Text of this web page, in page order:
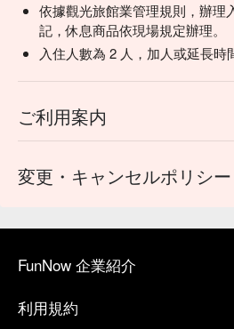
依據觀光旅館業管理規則，辦理
記，休息商品依現場規定辦理。
入住人數為 2 人，加人或延長時
ご利用案内
変更・キャンセルポリシー
FunNow 企業紹介
利用規約